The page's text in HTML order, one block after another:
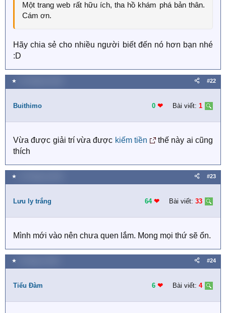
Một trang web rất hữu ích, tha hồ khám phá bản thân.
Cám ơn.
Hãy chia sẻ cho nhiều người biết đến nó hơn bạn nhé
:D
★ #22
Buithimo 0 ❤︎ Bài viết: 1
Vừa được giải trí vừa được kiếm tiền
thế này ai cũng
thích
★ #23
Lưu ly trắng 64 ❤︎ Bài viết: 33
Mình mới vào nên chưa quen lắm. Mong mọi thứ sẽ ổn.
★ #24
Tiểu Đàm 6 ❤︎ Bài viết: 4